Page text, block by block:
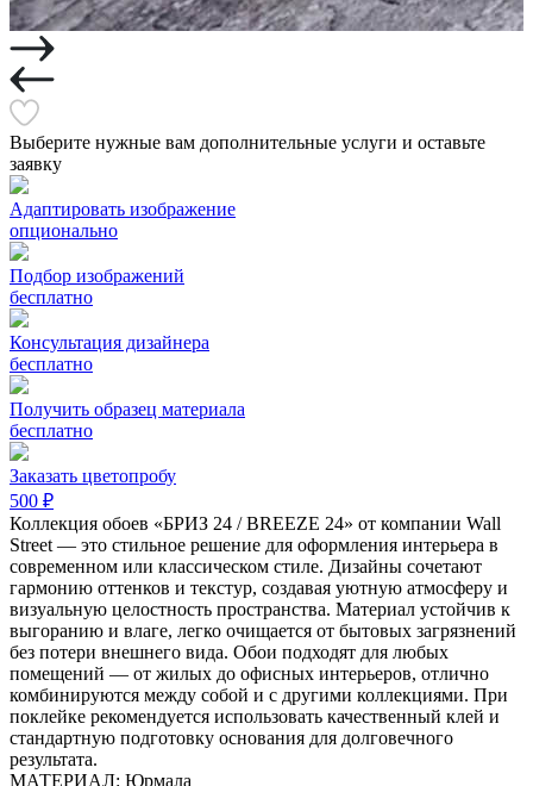
Выберите нужные вам дополнительные услуги и оставьте
заявку
Адаптировать изображение
опционально
Подбор изображений
бесплатно
Консультация дизайнера
бесплатно
Получить образец материала
бесплатно
Заказать цветопробу
500 ₽
Коллекция обоев «БРИЗ 24 / BREEZE 24» от компании Wall
Street — это стильное решение для оформления интерьера в
современном или классическом стиле. Дизайны сочетают
гармонию оттенков и текстур, создавая уютную атмосферу и
визуальную целостность пространства. Материал устойчив к
выгоранию и влаге, легко очищается от бытовых загрязнений
без потери внешнего вида. Обои подходят для любых
помещений — от жилых до офисных интерьеров, отлично
комбинируются между собой и с другими коллекциями. При
поклейке рекомендуется использовать качественный клей и
стандартную подготовку основания для долговечного
результата.
МАТЕРИАЛ: Юрмала